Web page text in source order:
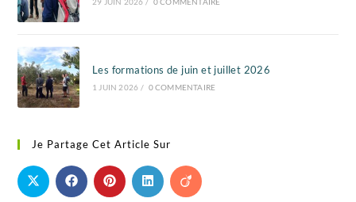
Les formations de juin et juillet 2026
1 JUIN 2026 / 0 COMMENTAIRE
Je Partage Cet Article Sur